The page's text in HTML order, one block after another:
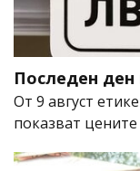
Последен ден
От 9 август
показват